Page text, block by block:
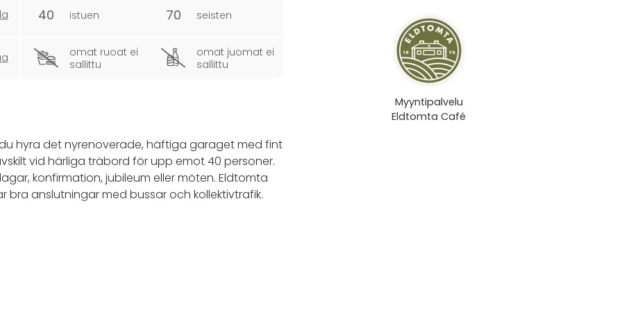
40 istuen 70 seisten
omat ruoat ei
sallittu
omat juomat ei
sallittu
hyra det nyrenoverade, häftiga garaget med fint
vid härliga träbord för upp emot 40 personer.
konfirmation, jubileum eller möten. Eldtomta
anslutningar med bussar och kollektivtrafik.
eller middag, allt hembakat och lagat av oss.
I anslutning till eventlokalen hittar ni vår stora
genuint och mysigt event på Eldtomta Café med
Myyntipalvelu
Eldtomta Café